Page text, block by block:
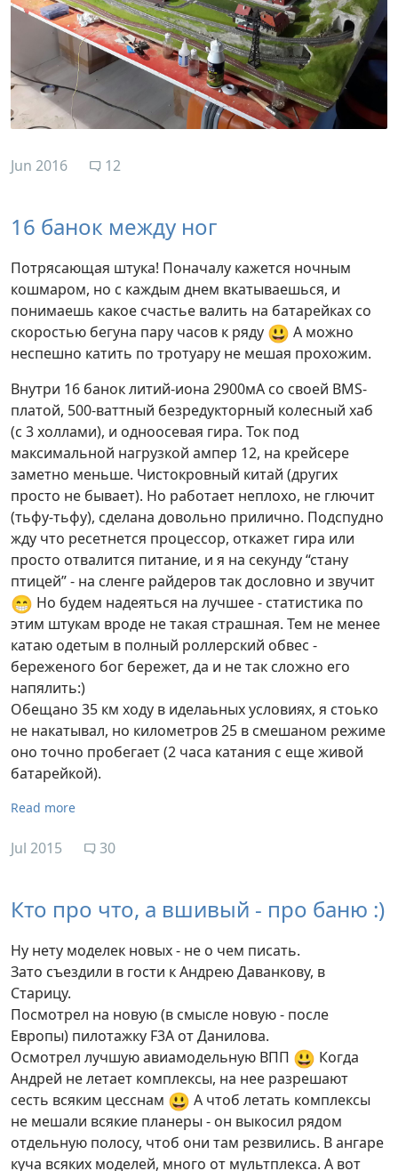
Jun 2016 12
16 банок между ног
Потрясающая штука! Поначалу кажется ночным
кошмаром, но с каждым днем вкатываешься, и
понимаешь какое счастье валить на батарейках со
скоростью бегуна пару часов к ряду 😃 А можно
неспешно катить по тротуару не мешая прохожим.
Внутри 16 банок литий-иона 2900мА со своей BMS-
платой, 500-ваттный безредукторный колесный хаб
(с 3 холлами), и одноосевая гира. Ток под
максимальной нагрузкой ампер 12, на крейсере
заметно меньше. Чистокровный китай (других
просто не бывает). Но работает неплохо, не глючит
(тьфу-тьфу), сделана довольно прилично. Подспудно
жду что ресетнется процессор, откажет гира или
просто отвалится питание, и я на секунду “стану
птицей” - на сленге райдеров так дословно и звучит
😁 Но будем надеяться на лучшее - статистика по
этим штукам вроде не такая страшная. Тем не менее
катаю одетым в полный роллерский обвес -
береженого бог бережет, да и не так сложно его
напялить:)
Обещано 35 км ходу в иделаьных условиях, я стоько
не накатывал, но километров 25 в смешаном режиме
оно точно пробегает (2 часа катания с еще живой
батарейкой).
Read more
Jul 2015 30
Кто про что, а вшивый - про баню :)
Ну нету моделек новых - не о чем писать.
Зато съездили в гости к Андрею Даванкову, в
Старицу.
Посмотрел на новую (в смысле новую - после
Европы) пилотажку F3A от Данилова.
Осмотрел лучшую авиамодельную ВПП 😃 Когда
Андрей не летает комплексы, на нее разрешают
сесть всяким цесснам 😃 А чтоб летать комплексы
не мешали всякие планеры - он выкосил рядом
отдельную полосу, чтоб они там резвились. В ангаре
куча всяких моделей, много от мультплекса. А вот